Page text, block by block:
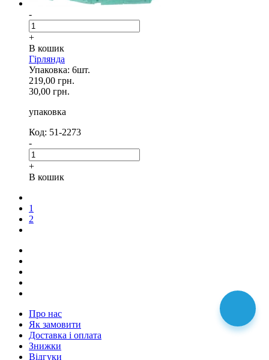
-
+
В кошик
Гірлянда
Упаковка: 6шт.
219,00 грн.
30,00 грн.
упаковка
Код: 51-2273
-
+
В кошик
1
2
Про нас
Як замовити
Доставка і оплата
Знижки
Відгуки